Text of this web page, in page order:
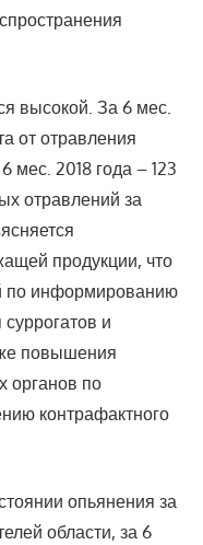
высокой. За 6 мес.
от отравления
мес. 2018 года – 123
отравлений за
продукции, что
по информированию
и
повышения
органов по
контрафактного
опьянения за
области, за 6